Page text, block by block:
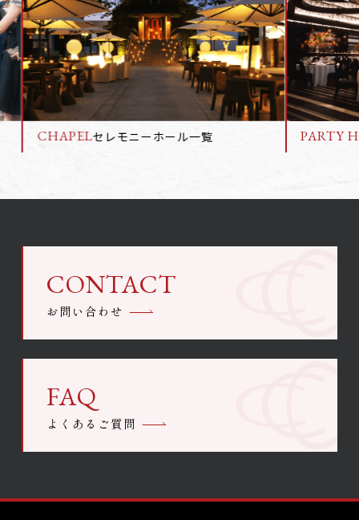
CHAPELセレモニーホール一覧 PARTY
CONTACT
お問い合わせ
FAQ
よくあるご質問